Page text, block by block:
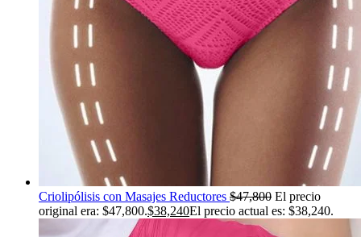
Criolipólisis con Masajes Reductores $47,800 El precio
original era: $47,800.$38,240El precio actual es: $38,240.